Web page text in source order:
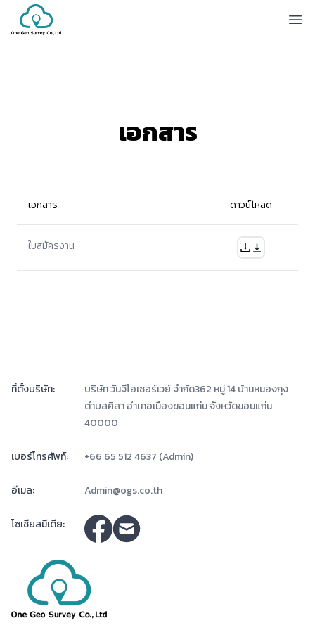
เอกสาร
เอกสาร ดาวน์โหลด
ใบสมัครงาน
ที่ตั้งบริษัท:
บริษัท วันจีโอเซอร์เวย์ จำกัด362 หมู่ 14 บ้านหนองกุง
ตำบลศิลา อำเภอเมืองขอนแก่น จังหวัดขอนแก่น
40000
เบอร์โทรศัพท์: +66 65 512 4637 (Admin)
อีเมล: Admin@ogs.co.th
โซเชียลมีเดีย: